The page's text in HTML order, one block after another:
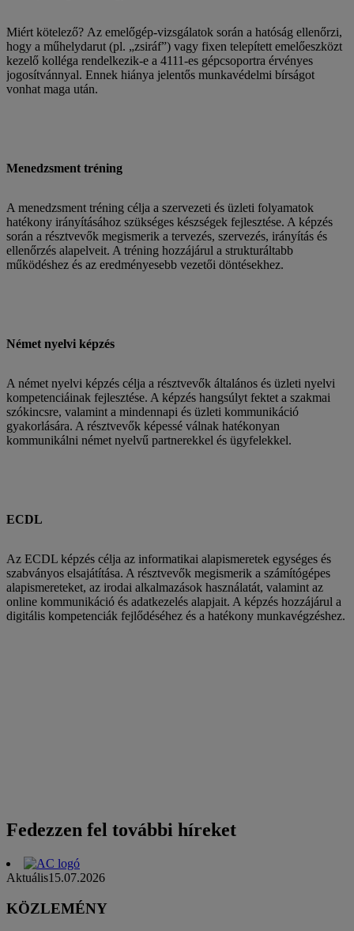
Miért kötelező? Az emelőgép-vizsgálatok során a hatóság ellenőrzi,
hogy a műhelydarut (pl. „zsiráf”) vagy fixen telepített emelőeszközt
kezelő kolléga rendelkezik-e a 4111-es gépcsoportra érvényes
jogosítvánnyal. Ennek hiánya jelentős munkavédelmi bírságot
vonhat maga után.
Menedzsment tréning
A menedzsment tréning célja a szervezeti és üzleti folyamatok
hatékony irányításához szükséges készségek fejlesztése. A képzés
során a résztvevők megismerik a tervezés, szervezés, irányítás és
ellenőrzés alapelveit. A tréning hozzájárul a strukturáltabb
működéshez és az eredményesebb vezetői döntésekhez.
Német nyelvi képzés
A német nyelvi képzés célja a résztvevők általános és üzleti nyelvi
kompetenciáinak fejlesztése. A képzés hangsúlyt fektet a szakmai
szókincsre, valamint a mindennapi és üzleti kommunikáció
gyakorlására. A résztvevők képessé válnak hatékonyan
kommunikálni német nyelvű partnerekkel és ügyfelekkel.
ECDL
Az ECDL képzés célja az informatikai alapismeretek egységes és
szabványos elsajátítása. A résztvevők megismerik a számítógépes
alapismereteket, az irodai alkalmazások használatát, valamint az
online kommunikáció és adatkezelés alapjait. A képzés hozzájárul a
digitális kompetenciák fejlődéséhez és a hatékony munkavégzéshez.
Fedezzen fel további híreket
Aktuális15.07.2026
KÖZLEMÉNY